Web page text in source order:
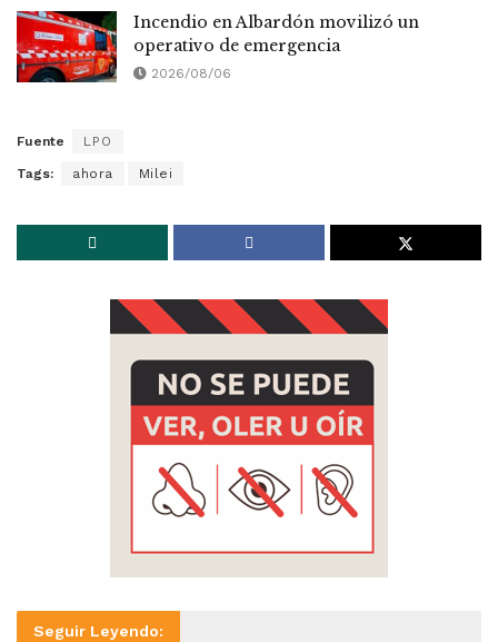
Incendio en Albardón movilizó un
operativo de emergencia
2026/08/06
Fuente LPO
Tags: ahora Milei
Seguir Leyendo: